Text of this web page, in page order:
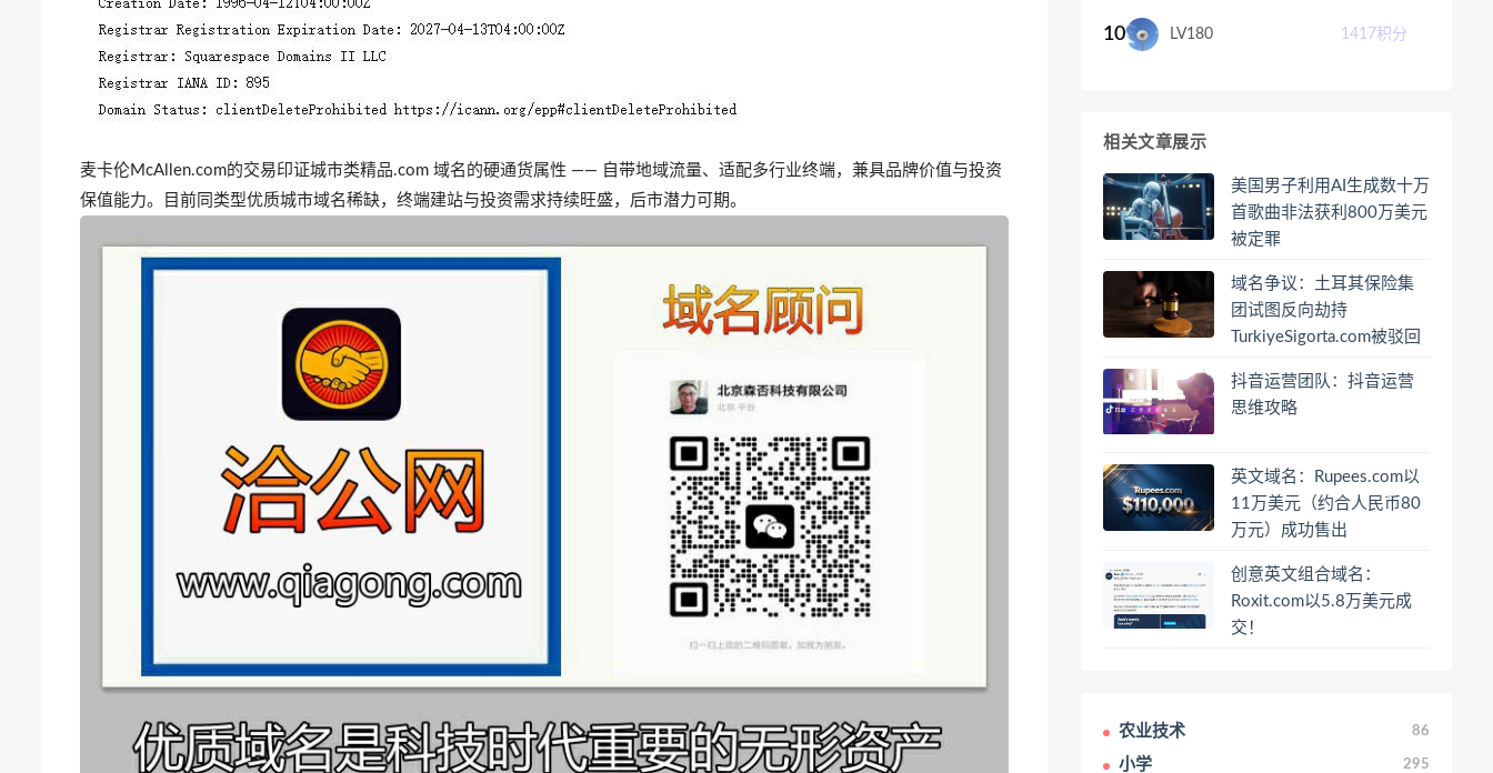
麦卡伦McAllen.com的交易印证城市类精品.com 域名的硬通货属性 —— 自带地域流量、适配多行业终端，兼具品牌价值与投资
保值能力。目前同类型优质城市域名稀缺，终端建站与投资需求持续旺盛，后市潜力可期。
10 LV180 1417积分
相关文章展示
美国男子利用AI生成数十万
首歌曲非法获利800万美元
被定罪
域名争议：土耳其保险集
团试图反向劫持
TurkiyeSigorta.com被驳回
抖音运营团队：抖音运营
思维攻略
英文域名：Rupees.com以
11万美元（约合人民币80
万元）成功售出
创意英文组合域名：
Roxit.com以5.8万美元成
交！
农业技术 86
小学 295